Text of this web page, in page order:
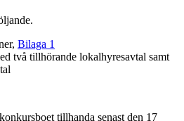
Bilaga 1
två tillhörande lokalhyresavtal samt
tillhanda senast den 17